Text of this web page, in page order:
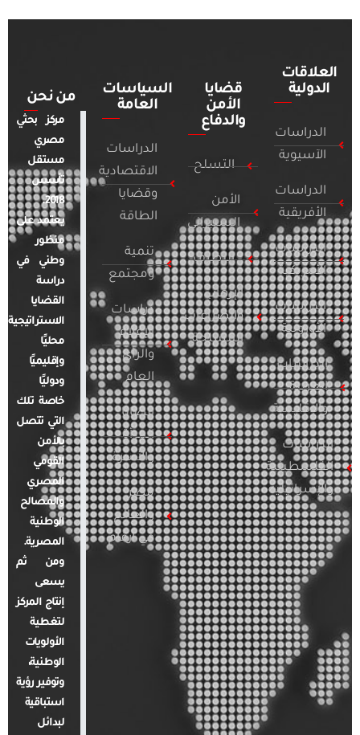
العلاقات
الدولية
الدراسات
الآسيوية
الدراسات
الأفريقية
الدراسات
الأمريكية
الدراسات
الأوروبية
الدراسات
العربية
والإقليمية
الدراسات
الفلسطينية
والإسرائيلية
قضايا
الأمن
والدفاع
التسلح
الأمن
السيبراني
التطرف
الإرهاب
والصراعات
المسلحة
السياسات
العامة
الدراسات
الاقتصادية
وقضايا
الطاقة
تنمية
ومجتمع
دراسات
الإعلام
والرأي
العام
قضايا
المرأة
والأسرة
مصر
والعالم
في أرقام
من نحن
مركز بحثي
مصري
مستقل
تأسس
2018.
يعتمد على
منظور
وطني في
دراسة
القضايا
الاستراتيجية
محليًا
وإقليميًا
ودوليًا
خاصة تلك
التي تتصل
بالأمن
القومي
المصري
والمصالح
الوطنية
المصرية.
ومن ثم
يسعى
إنتاج المركز
لتغطية
الأولويات
الوطنية،
وتوفير رؤية
استباقية
لبدائل